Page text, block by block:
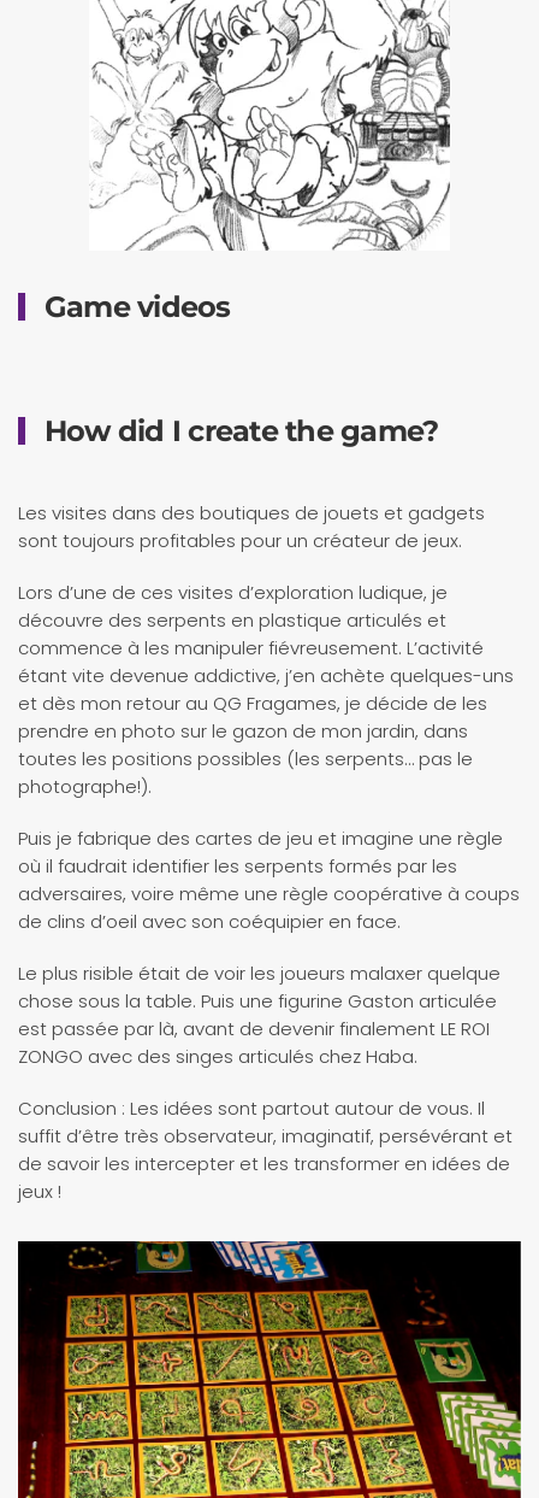
Game videos
How did I create the game?
Les visites dans des boutiques de jouets et gadgets
sont toujours profitables pour un créateur de jeux.
Lors d’une de ces visites d’exploration ludique, je
découvre des serpents en plastique articulés et
commence à les manipuler fiévreusement. L’activité
étant vite devenue addictive, j’en achète quelques-uns
et dès mon retour au QG Fragames, je décide de les
prendre en photo sur le gazon de mon jardin, dans
toutes les positions possibles (les serpents… pas le
photographe!).
Puis je fabrique des cartes de jeu et imagine une règle
où il faudrait identifier les serpents formés par les
adversaires, voire même une règle coopérative à coups
de clins d’oeil avec son coéquipier en face.
Le plus risible était de voir les joueurs malaxer quelque
chose sous la table. Puis une figurine Gaston articulée
est passée par là, avant de devenir finalement LE ROI
ZONGO avec des singes articulés chez Haba.
Conclusion : Les idées sont partout autour de vous. Il
suffit d’être très observateur, imaginatif, persévérant et
de savoir les intercepter et les transformer en idées de
jeux !